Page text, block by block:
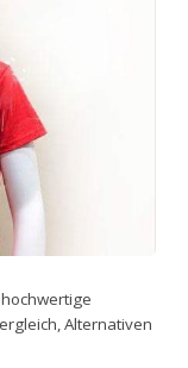
Alternativen